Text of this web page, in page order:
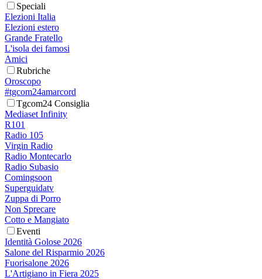
Speciali
Elezioni Italia
Elezioni estero
Grande Fratello
L'isola dei famosi
Amici
Rubriche
Oroscopo
#tgcom24amarcord
Tgcom24 Consiglia
Mediaset Infinity
R101
Radio 105
Virgin Radio
Radio Montecarlo
Radio Subasio
Comingsoon
Superguidatv
Zuppa di Porro
Non Sprecare
Cotto e Mangiato
Eventi
Identità Golose 2026
Salone del Risparmio 2026
Fuorisalone 2026
L'Artigiano in Fiera 2025